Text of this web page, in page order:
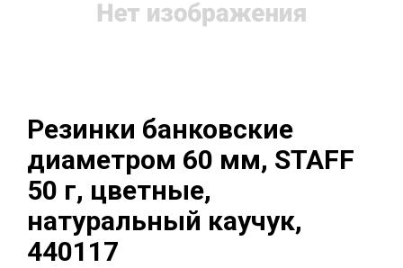
Резинки банковские
диаметром 60 мм, STAFF
50 г, цветные,
натуральный каучук,
440117